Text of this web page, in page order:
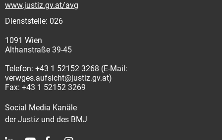
www.justiz.gv.at/avg
Dienststelle: 026
1091 Wien
Althanstraße 39-45
Telefon: +43 1 52152 3268 (E-Mail:
verwges.aufsicht@justiz.gv.at)
Fax: +43 1 52152 3269
Social Media Kanäle
der Justiz und des BMJ